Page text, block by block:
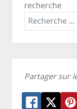
recherche
Partager sur